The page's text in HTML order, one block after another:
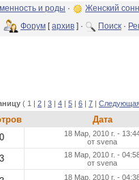
и роды · Женский
Форум [архив ] · Поиск ·
( 1 | 2 | 3 | 4 | 5 | 6 | 7 |
Дата
18 Мар, 2010 г. -
от svena
18 Мар, 2010 г. -
от svena
18 Мар, 2010 г. -